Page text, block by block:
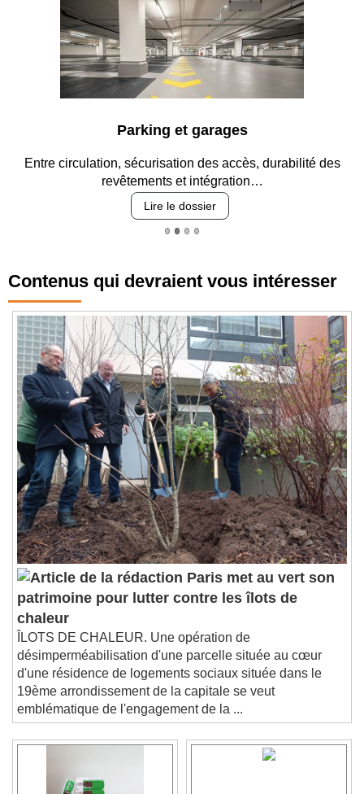
Parking et garages
Entre circulation, sécurisation des accès, durabilité des
revêtements et intégration…
Lire le dossier
Contenus qui devraient vous intéresser
Paris met au vert son
patrimoine pour lutter contre les îlots de
chaleur
ÎLOTS DE CHALEUR. Une opération de
désimperméabilisation d'une parcelle située au cœur
d'une résidence de logements sociaux située dans le
19ème arrondissement de la capitale se veut
emblématique de l'engagement de la ...